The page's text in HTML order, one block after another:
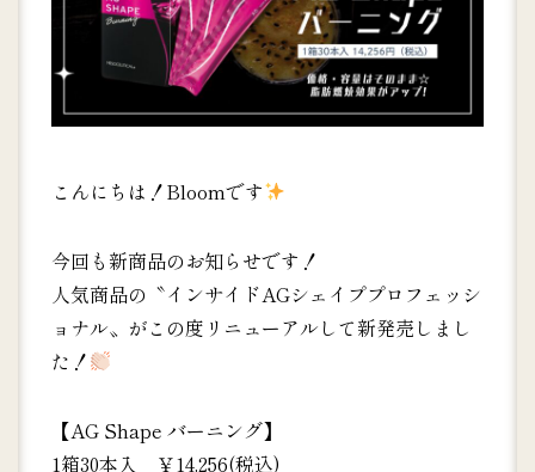
こんにちは！Bloomです
今回も新商品のお知らせです！
人気商品の〝インサイドAGシェイププロフェッシ
ョナル〟がこの度リニューアルして新発売しまし
た！
【AG Shape バーニング】
1箱30本入 ￥14,256(税込)